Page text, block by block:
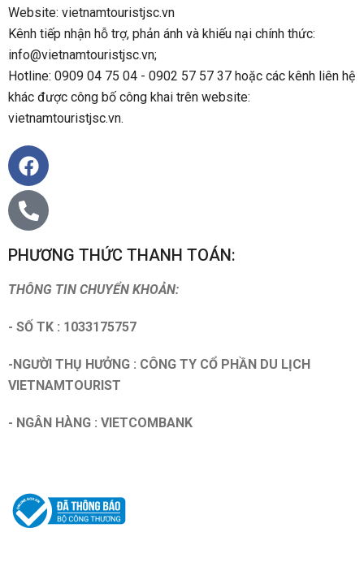
Website: vietnamtouristjsc.vn
Kênh tiếp nhận hỗ trợ, phản ánh và khiếu nại chính thức:
info@vietnamtouristjsc.vn;
Hotline: 0909 04 75 04 - 0902 57 57 37 hoặc các kênh liên hệ
khác được công bố công khai trên website:
vietnamtouristjsc.vn.
PHƯƠNG THỨC THANH TOÁN:
THÔNG TIN CHUYỂN KHOẢN:
- SỐ TK : 1033175757
-NGƯỜI THỤ HƯỞNG : CÔNG TY CỔ PHẦN DU LỊCH
VIETNAMTOURIST
- NGÂN HÀNG : VIETCOMBANK